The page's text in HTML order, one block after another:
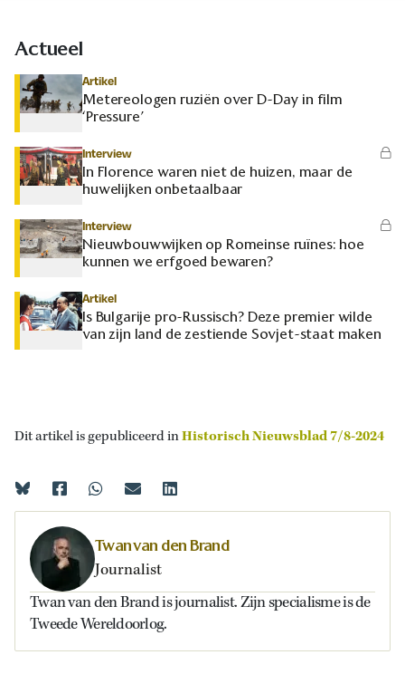
Actueel
Artikel
Metereologen ruziën over D-Day in film
‘Pressure’
Interview
In Florence waren niet de huizen, maar de
huwelijken onbetaalbaar
Interview
Nieuwbouwwijken op Romeinse ruïnes: hoe
kunnen we erfgoed bewaren?
Artikel
Is Bulgarije pro-Russisch? Deze premier wilde
van zijn land de zestiende Sovjet-staat maken
Dit artikel is gepubliceerd inHistorisch Nieuwsblad 7/8-2024
Twan van den Brand
Journalist
Twan van den Brand is journalist. Zijn specialisme is de
Tweede Wereldoorlog.